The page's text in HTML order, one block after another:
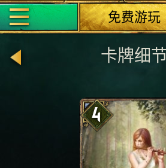
免费游玩
卡牌细节
4